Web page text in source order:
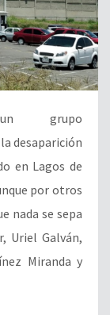
grupo
desaparición
en Lagos de
por otros
nada se sepa
Uriel Galván,
Miranda y